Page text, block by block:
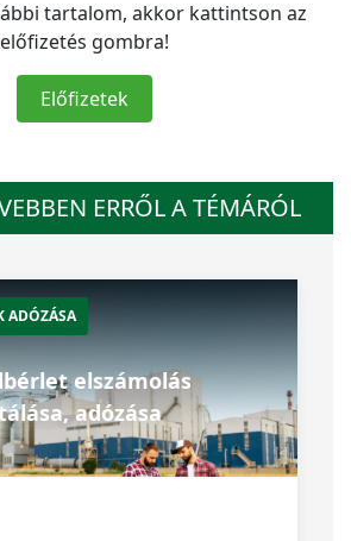
tartalom, akkor kattintson az
előfizetés gombra!
Előfizetek
ERRŐL A TÉMÁRÓL
ADÓZÁSA
elszámolás
adózása